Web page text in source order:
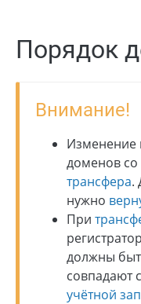
Порядок
Внимание!
Изменение
доменов со
трансфера.
нужно
При
должны
совпадают
учётной